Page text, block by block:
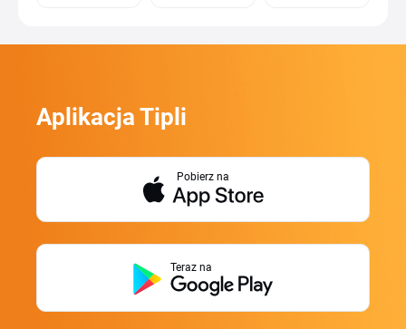
Aplikacja Tipli
Pobierz na
Teraz na